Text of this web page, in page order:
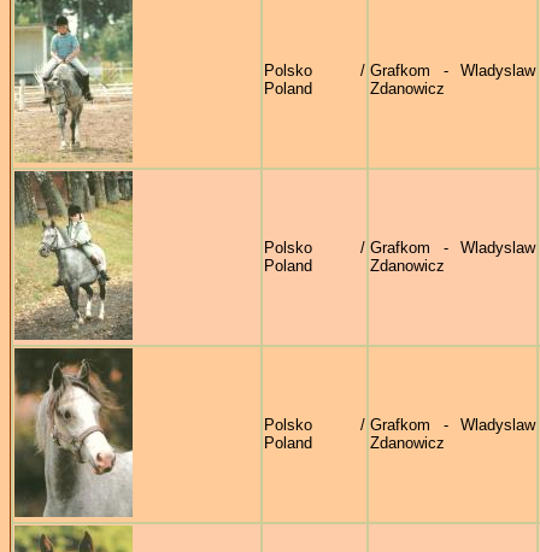
Polsko /
Poland
Grafkom - Wladyslaw
Zdanowicz
Polsko /
Poland
Grafkom - Wladyslaw
Zdanowicz
Polsko /
Poland
Grafkom - Wladyslaw
Zdanowicz